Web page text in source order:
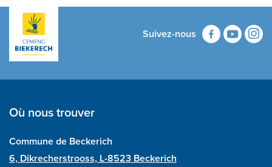
Suivez-nous
Où nous trouver
Commune de Beckerich
6, Dikrecherstrooss, L-8523 Beckerich